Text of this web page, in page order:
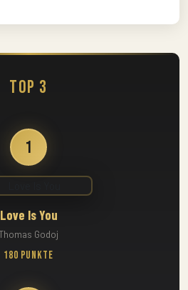
Top 3
1
Love Is You
Godoj
180 Punkte